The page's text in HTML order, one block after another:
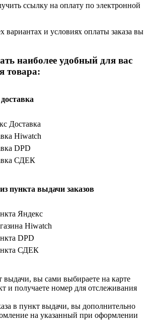
ссылку на оплату по электронной
вариантах и условиях оплаты заказа вы
наиболее удобный для вас
товара:
Доставка
Hiwatch
DPD
СДЕК
пункта выдачи заказов
Яндекс
Hiwatch
DPD
СДЕК
выдачи, вы сами выбираете на карте
и получаете номер для отслеживания
в пункт выдачи, вы дополнительно
на указанный при оформлении